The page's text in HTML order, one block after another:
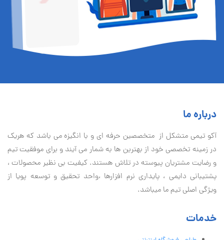
درباره ما
آكو تيمی متشکل از متخصصین حرفه ای و با انگیزه می باشد که هریک
در زمینه تخصصی خود از بهترین ها به شمار می آیند و برای موفقیت تيم
و رضایت مشتریان پیوسته در تلاش هستند. کیفیت بی نظير محصولات ،
پشتیبانی دايمی ، پایداری نرم افزارها ،واحد تحقیق و توسعه پویا از
ویژگی اصلی تیم ما میباشد.
خدمات